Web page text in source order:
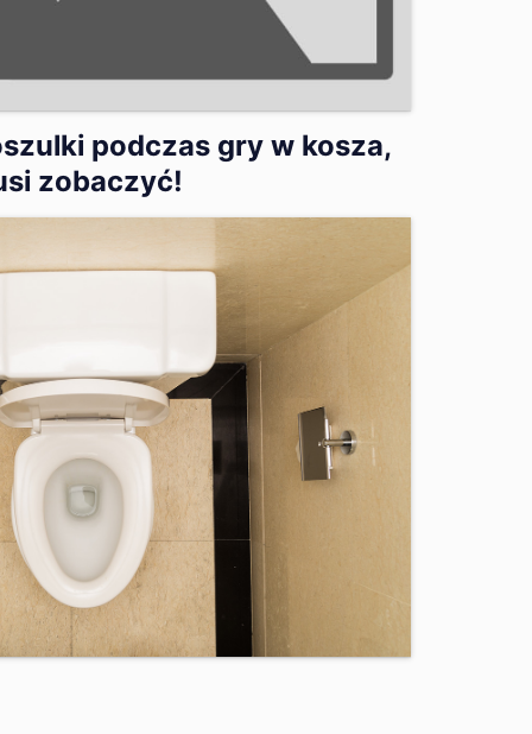
podczas gry w kosza,
zobaczyć!